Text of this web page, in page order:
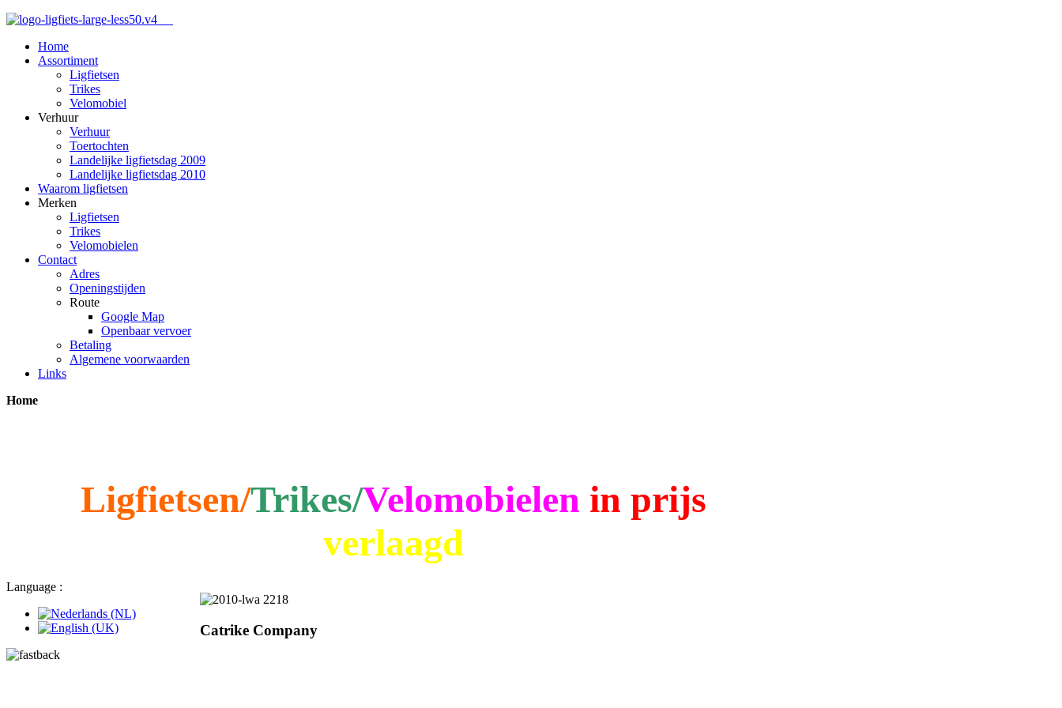
Home
Assortiment
Ligfietsen
Trikes
Velomobiel
Verhuur
Verhuur
Toertochten
Landelijke ligfietsdag 2009
Landelijke ligfietsdag 2010
Waarom ligfietsen
Merken
Ligfietsen
Trikes
Velomobielen
Contact
Adres
Openingstijden
Route
Google Map
Openbaar vervoer
Betaling
Algemene voorwaarden
Links
Home
Ligfietsen/Trikes/Velomobielen in prijs
verlaagd
Catrike Company
Language :